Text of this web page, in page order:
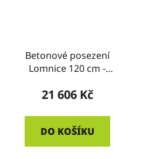
Betonové posezení
Lomnice 120 cm -
21 606 Kč
DO KOŠÍKU